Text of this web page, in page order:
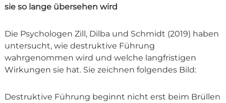
sie so lange übersehen wird
Die Psychologen Zill, Dilba und Schmidt (2019) haben
untersucht, wie destruktive Führung
wahrgenommen wird und welche langfristigen
Wirkungen sie hat. Sie zeichnen folgendes Bild:
Destruktive Führung beginnt nicht erst beim Brüllen